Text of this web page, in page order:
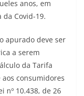
anos, em
Covid-19.
apurado deve ser
a serem
da Tarifa
consumidores
nº 10.438, de 26